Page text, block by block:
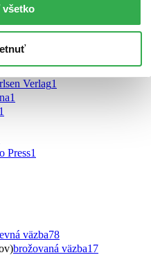
1
1
Verlag1
1
1
Press1
väzba78
brožovaná väzba17